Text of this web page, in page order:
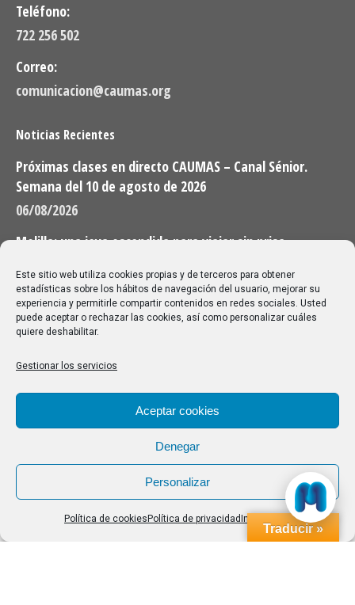
Este sitio web utiliza cookies propias y de terceros para obtener
estadísticas sobre los hábitos de navegación del usuario, mejorar su
experiencia y permitirle compartir contenidos en redes sociales. Usted
puede aceptar o rechazar las cookies, así como personalizar cuáles
quiere deshabilitar.
Gestionar los servicios
Aceptar cookies
Denegar
Personalizar
Política de cookies Política de privacidad Impressum
Teléfono:
722 256 502
Correo:
comunicacion@caumas.org
Noticias Recientes
Próximas clases en directo CAUMAS – Canal Sénior.
Semana del 10 de agosto de 2026
06/08/2026
Melilla: una joya escondida para viajar sin prisa
28/07/2026
Buscar
Buscar:
Aviso Legal|Política de privacidad|Política de cookies
Traducir »